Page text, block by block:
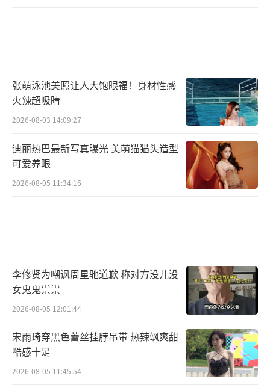
张萌泳池美照让人大饱眼福！身材性感
火辣超吸睛
2026-08-03 14:09:27
迪丽热巴最新写真曝光 美萌猫猫头造型
可爱养眼
2026-08-05 11:34:16
李修贤为嘲讽周星驰道歉 称对方没儿没
女鬼鬼祟祟
2026-08-05 12:01:44
宋雨琦穿黑色蕾丝挂脖吊带 热辣飒爽甜
酷感十足
2026-08-05 11:45:54